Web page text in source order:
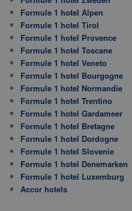
Formule 1 hotel Alpen
Formule 1 hotel Tirol
Formule 1 hotel Provence
Formule 1 hotel Toscane
Formule 1 hotel Veneto
Formule 1 hotel Bourgogne
Formule 1 hotel Normandie
Formule 1 hotel Trentino
Formule 1 hotel Gardameer
Formule 1 hotel Bretagne
Formule 1 hotel Dordogne
Formule 1 hotel Slovenie
Formule 1 hotel Denemarken
Formule 1 hotel Luxemburg
Accor hotels